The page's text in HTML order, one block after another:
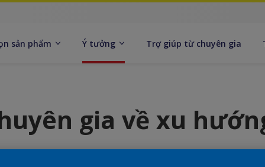
sản phẩm Ý tưởng Trợ giúp từ chuyên gia
gia về xu